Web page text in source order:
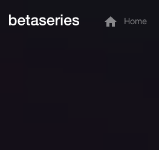
Home